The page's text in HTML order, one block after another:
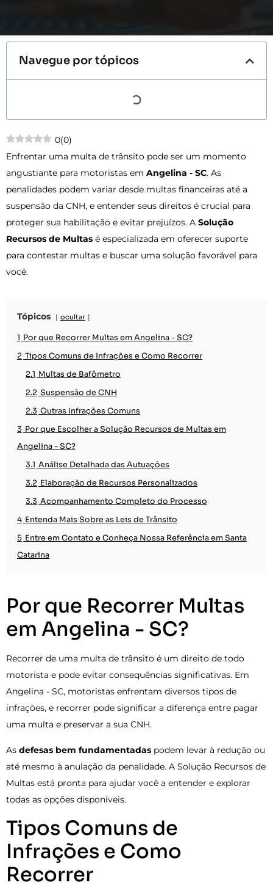
Navegue por tópicos
0(0)
Enfrentar uma multa de trânsito pode ser um momento
angustiante para motoristas em Angelina - SC. As
penalidades podem variar desde multas financeiras até a
suspensão da CNH, e entender seus direitos é crucial para
proteger sua habilitação e evitar prejuízos. A Solução
Recursos de Multas é especializada em oferecer suporte
para contestar multas e buscar uma solução favorável para
você.
Tópicos ocultar
1 Por que Recorrer Multas em Angelina - SC?
2 Tipos Comuns de Infrações e Como Recorrer
2.1 Multas de Bafômetro
2.2 Suspensão de CNH
2.3 Outras Infrações Comuns
3 Por que Escolher a Solução Recursos de Multas em
Angelina - SC?
3.1 Análise Detalhada das Autuações
3.2 Elaboração de Recursos Personalizados
3.3 Acompanhamento Completo do Processo
4 Entenda Mais Sobre as Leis de Trânsito
5 Entre em Contato e Conheça Nossa Referência em Santa
Catarina
Por que Recorrer Multas
em Angelina - SC?
Recorrer de uma multa de trânsito é um direito de todo
motorista e pode evitar consequências significativas. Em
Angelina - SC, motoristas enfrentam diversos tipos de
infrações, e recorrer pode significar a diferença entre pagar
uma multa e preservar a sua CNH.
As defesas bem fundamentadas podem levar à redução ou
até mesmo à anulação da penalidade. A Solução Recursos de
Multas está pronta para ajudar você a entender e explorar
todas as opções disponíveis.
Tipos Comuns de
Infrações e Como
Recorrer